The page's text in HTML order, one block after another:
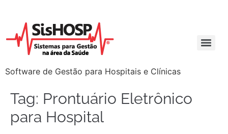
Software de Gestão para Hospitais e Clínicas
Tag: Prontuário Eletrônico
para Hospital